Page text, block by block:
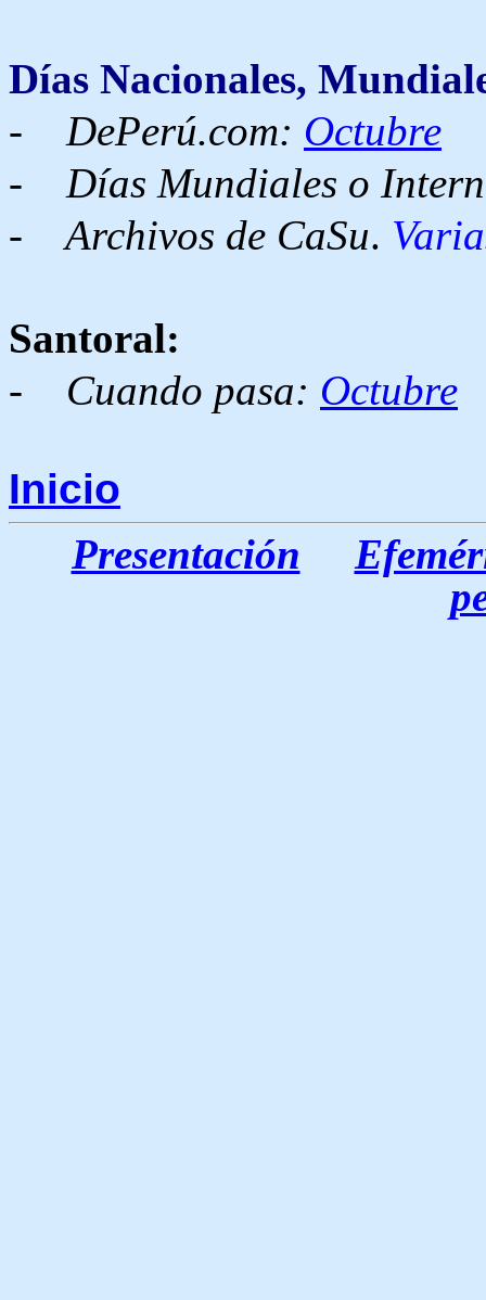
Días Nacionales,
- DePerú.com: Octubre
- Días Mundiales o
- Archivos de CaSu.
Santoral:
- Cuando pasa: Octubre
Inicio
Presentación